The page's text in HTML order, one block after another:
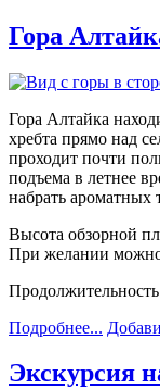
Гора
Гора Алтайка
хребта прямо над
проходит почти
подъема в летнее
набрать ароматных
Высота обзорной
При желании
Подробнее...
Экскурсия